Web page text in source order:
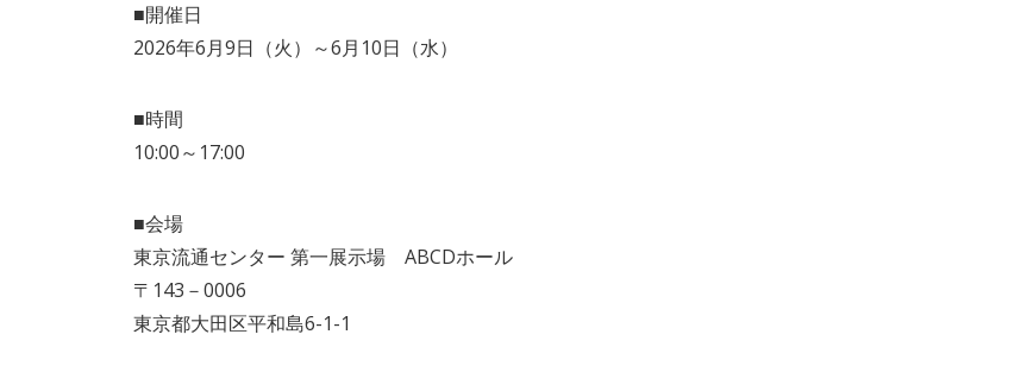
■開催日
2026年6月9日（火）～6月10日（水）
■時間
10:00～17:00
■会場
東京流通センター 第一展示場 ABCDホール
〒143－0006
東京都大田区平和島6-1-1